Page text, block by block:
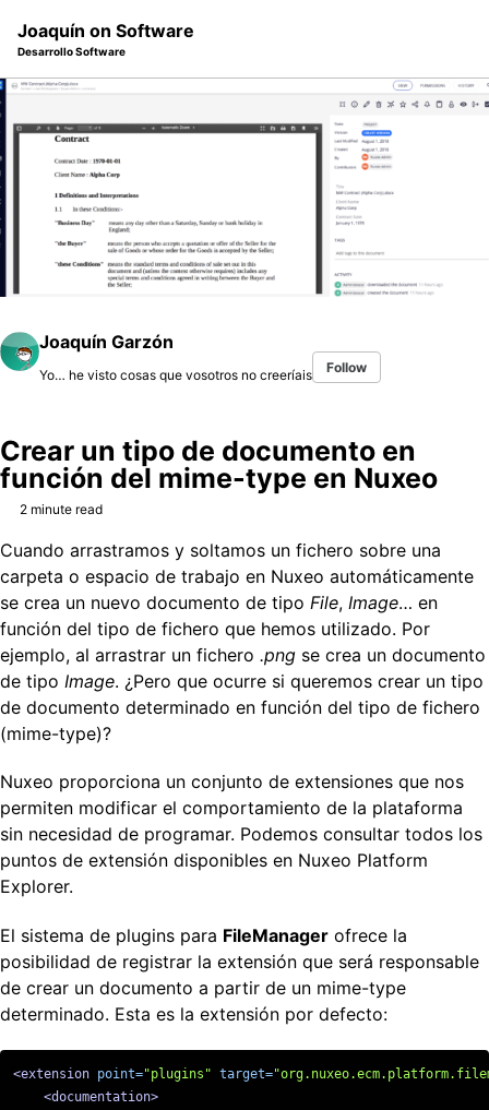
navigation
Joaquín on Software
Desarrollo Software
Joaquín Garzón
Yo… he visto cosas que vosotros no creeríais Follow
Crear un tipo de documento en
función del mime-type en Nuxeo
2 minute read
Cuando arrastramos y soltamos un fichero sobre una
carpeta o espacio de trabajo en Nuxeo automáticamente
se crea un nuevo documento de tipo File, Image… en
función del tipo de fichero que hemos utilizado. Por
ejemplo, al arrastrar un fichero .png se crea un documento
de tipo Image. ¿Pero que ocurre si queremos crear un tipo
de documento determinado en función del tipo de fichero
(mime-type)?
Nuxeo proporciona un conjunto de extensiones que nos
permiten modificar el comportamiento de la plataforma
sin necesidad de programar. Podemos consultar todos los
puntos de extensión disponibles en Nuxeo Platform
Explorer.
El sistema de plugins para FileManager ofrece la
posibilidad de registrar la extensión que será responsable
de crear un documento a partir de un mime-type
determinado. Esta es la extensión por defecto:
<extension point="plugins" target=
<documentation>